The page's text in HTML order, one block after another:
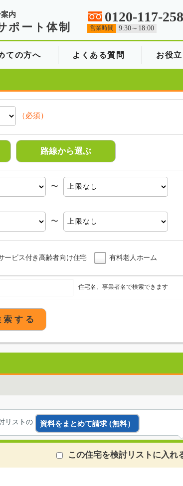
内
ポート体制
0120-117-258
営業時間 9:30～18:00
ての方へ よくある質問 お役
（必須）
路線から選ぶ
〜
〜
ービス付き高齢者向け住宅 有料老人ホーム
住宅名、事業者名で検索できます
索 す る
リストの 資料をまとめて請求（無料）
この住宅を検討リストに入れ